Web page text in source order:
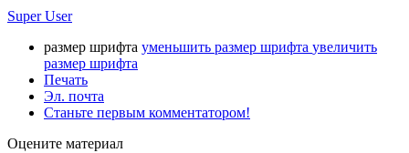
Super User
размер шрифта уменьшить размер шрифта увеличить
размер шрифта
Печать
Эл. почта
Станьте первым комментатором!
Оцените материал